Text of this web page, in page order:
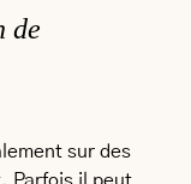
de
sur des